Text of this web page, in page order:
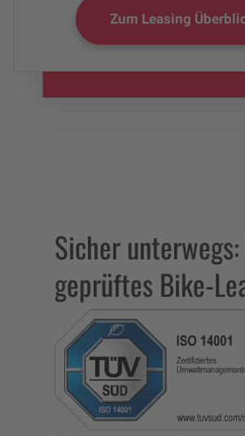
Zum Leasing
Sicher
geprüftes Bike-